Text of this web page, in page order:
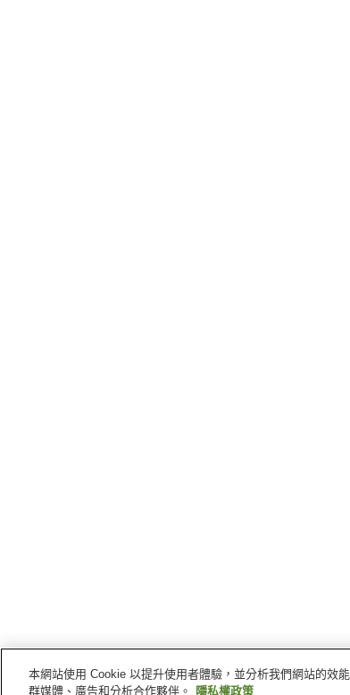
本網站使用 Cookie 以提升使用者體驗，並分析我們網站的效
群媒體、廣告和分析合作夥伴。
隱私權政策